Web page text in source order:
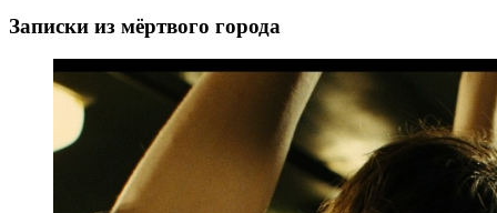
Записки из мёртвого города